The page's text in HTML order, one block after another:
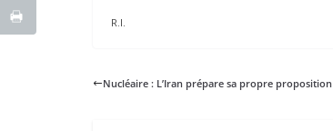
R.I.
Nucléaire : L’Iran prépare sa propre proposition